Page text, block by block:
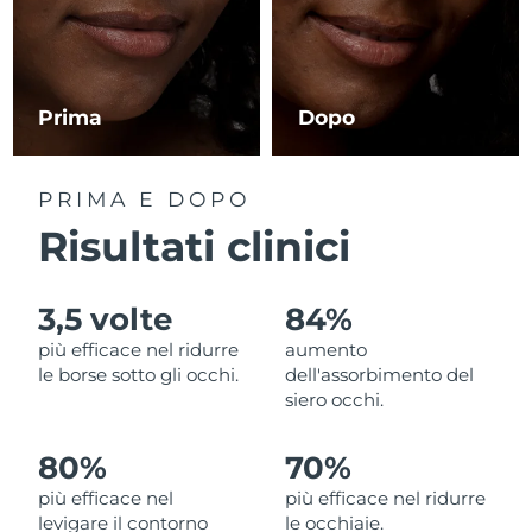
Prima Dopo
PRIMA E DOPO
Risultati clinici
3,5 volte
più efficace nel ridurre
le borse sotto gli occhi.
84%
aumento
dell'assorbimento del
siero occhi.
80%
più efficace nel
levigare il contorno
70%
più efficace nel ridurre
le occhiaie.
RAS di Macao Consegna stimata 8/10/26
Malaysia Consegna stimata
Messico
Paesi Bassi Consegna stimata
Nuova Zelanda Consegna stimata
Oman Consegna stimata8/11/26